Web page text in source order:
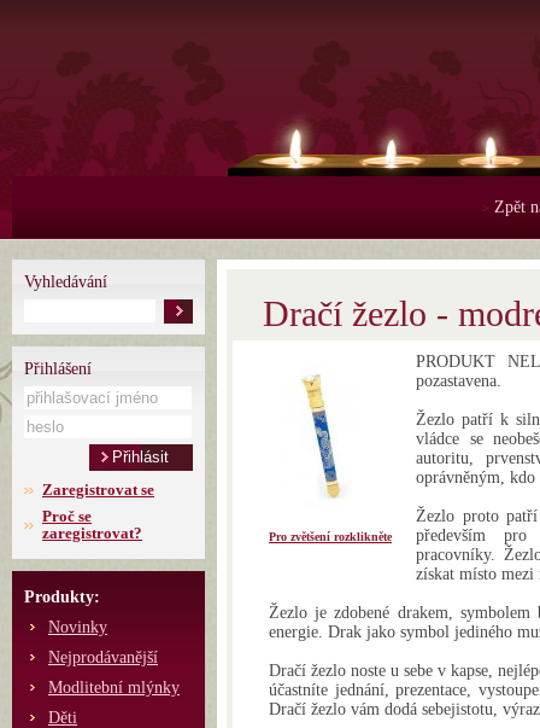
> Zpět
Vyhledávání
Přihlášení
Zaregistrovat se
Proč se
zaregistrovat?
Produkty:
Novinky
Nejprodávanější
Modlitební mlýnky
Děti
Dračí žezlo -
Pro zvětšení rozklikněte
PRODUKT
pozastavena.
Žezlo patří k
vládce se
autoritu,
oprávněným,
Žezlo proto
především pro
pracovníky.
získat místo
Žezlo je zdobené drakem,
energie. Drak jako symbol jediného
Dračí žezlo noste u sebe v kapse,
účastníte jednání, prezentace,
Dračí žezlo vám dodá sebejistotu,